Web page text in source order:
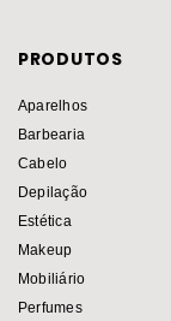
PRODUTOS
Aparelhos
Barbearia
Cabelo
Depilação
Estética
Makeup
Mobiliário
Perfumes